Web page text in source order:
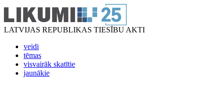
LATVIJAS REPUBLIKAS TIESĪBU AKTI
veidi
tēmas
visvairāk skatītie
jaunākie